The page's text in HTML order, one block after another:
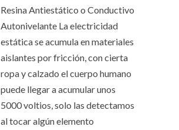
Resina Antiestático o Conductivo
Autonivelante La electricidad
estática se acumula en materiales
aislantes por fricción, con cierta
ropa y calzado el cuerpo humano
puede llegar a acumular unos
5000 voltios, solo las detectamos
al tocar algún elemento